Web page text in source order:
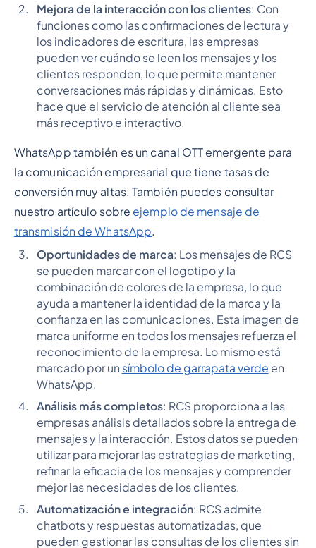
Mejora de la interacción con los clientes: Con
funciones como las confirmaciones de lectura y
los indicadores de escritura, las empresas
pueden ver cuándo se leen los mensajes y los
clientes responden, lo que permite mantener
conversaciones más rápidas y dinámicas. Esto
hace que el servicio de atención al cliente sea
más receptivo e interactivo.
WhatsApp también es un canal OTT emergente para
la comunicación empresarial que tiene tasas de
conversión muy altas. También puedes consultar
nuestro artículo sobre ejemplo de mensaje de
transmisión de WhatsApp.
Oportunidades de marca: Los mensajes de RCS
se pueden marcar con el logotipo y la
combinación de colores de la empresa, lo que
ayuda a mantener la identidad de la marca y la
confianza en las comunicaciones. Esta imagen de
marca uniforme en todos los mensajes refuerza el
reconocimiento de la empresa. Lo mismo está
marcado por un símbolo de garrapata verde en
WhatsApp.
Análisis más completos: RCS proporciona a las
empresas análisis detallados sobre la entrega de
mensajes y la interacción. Estos datos se pueden
utilizar para mejorar las estrategias de marketing,
refinar la eficacia de los mensajes y comprender
mejor las necesidades de los clientes.
Automatización e integración: RCS admite
chatbots y respuestas automatizadas, que
pueden gestionar las consultas de los clientes sin